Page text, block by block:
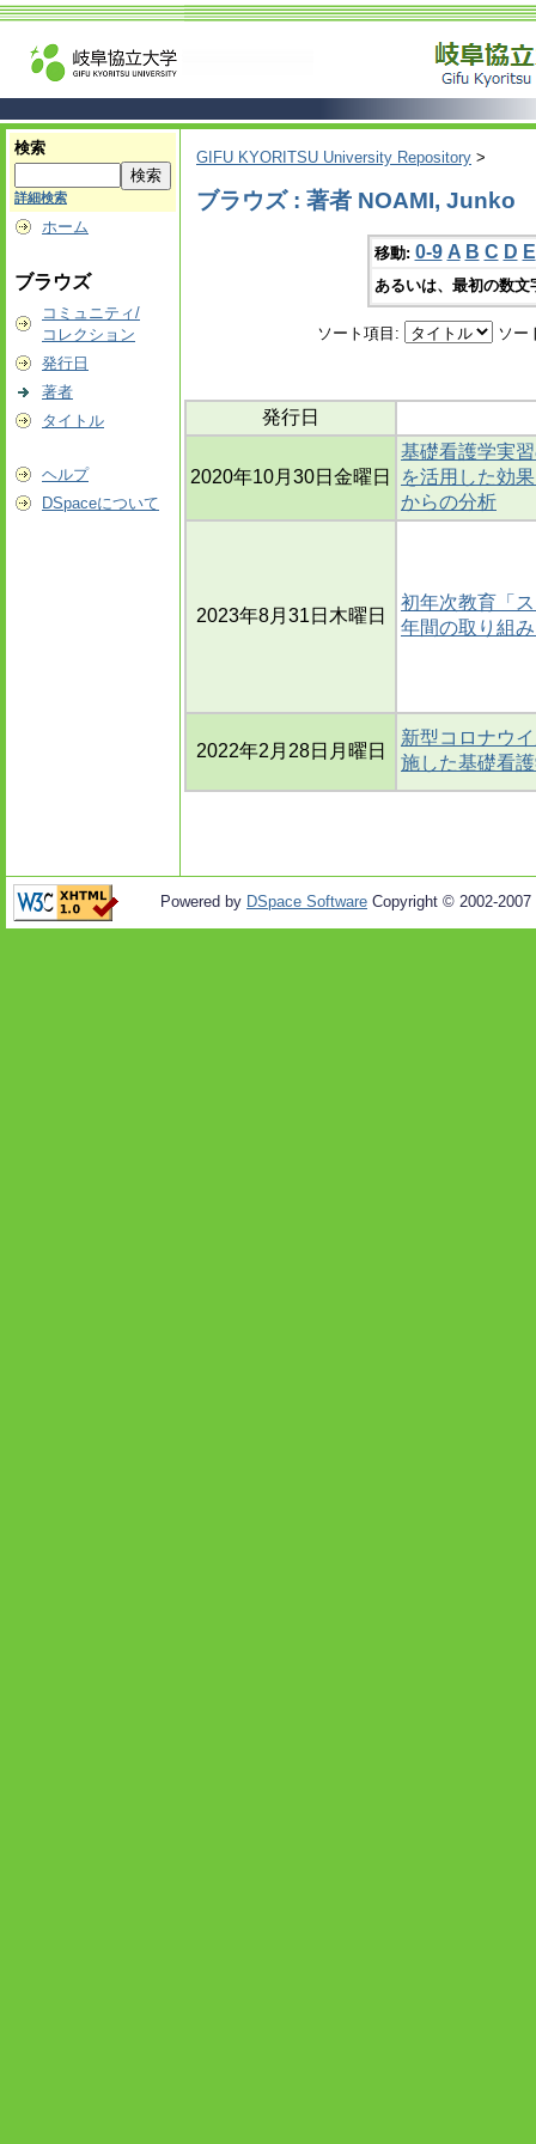
検索
詳細検索
ホーム
ブラウズ
コミュニティ/
コレクション
発行日
著者
タイトル
ヘルプ
DSpaceについて
GIFU KYORITSU University Repository >
ブラウズ : 著者 NOAMI, Junko
移動: 0-9 A B C D E
あるいは、最初の数
ソート項目: ソー
発行日
2020年10月30日金曜日
基礎看護学実
を活用した効
からの分析
2023年8月31日木曜日
初年次教育「
年間の取り組
2022年2月28日月曜日
新型コロナウ
施した基礎看
Powered by DSpace Software Copyright © 2002-2007